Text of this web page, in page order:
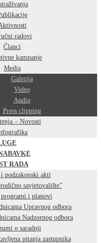
radovi
Članci
kampanje
Media
Galerija
Video
Audio
Press clipping
– Novosti
RADA
podzakonski akti
savjetovalište”
i planovi
Upravnog odbora
Nadzornog odbora
o saradnji
pitanja zastupnika